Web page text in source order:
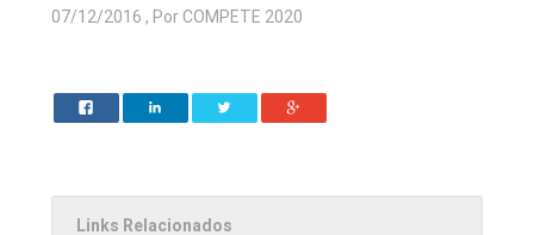
07/12/2016 , Por COMPETE 2020
Links Relacionados